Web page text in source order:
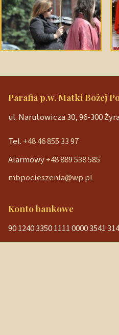
Parafia p.w. Matki Bożej
ul. Narutowicza 30, 96-300
Tel. +48 46 855 33 97
Alarmowy+48 889 538 585
mbpocieszenia@wp.pl
Konto bankowe
90 1240 3350 1111 0000 3541